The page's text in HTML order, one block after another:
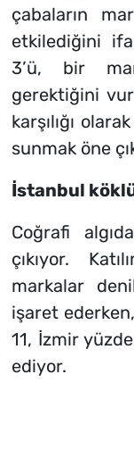
çabaların
etkilediğini
3’ü, bir
gerektiğini
karşılığı
sunmak öne
İstanbul
Coğrafi
çıkıyor.
markalar
işaret
11, İzmir
ediyor.